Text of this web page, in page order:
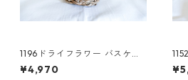
1196ドライフラワー バスケッ
ト
¥4,970
ト